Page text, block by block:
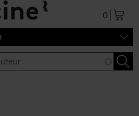
0